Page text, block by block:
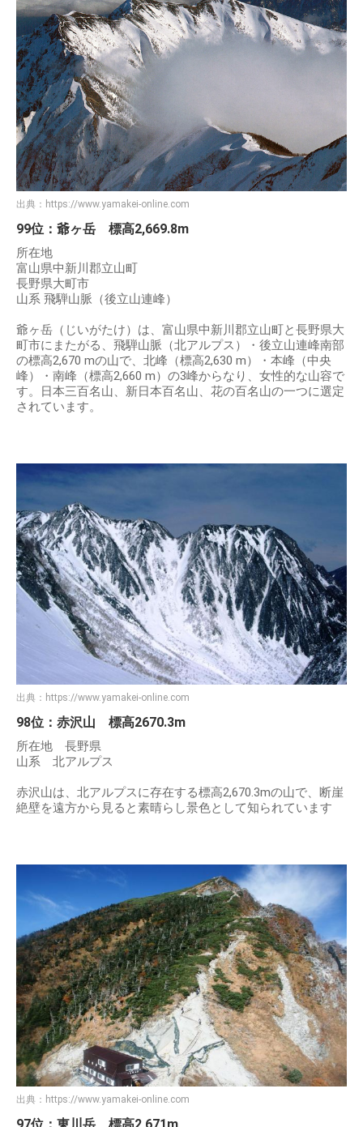
出典： https://www.yamakei-online.com
99位：爺ヶ岳 標高2,669.8m
所在地
富山県中新川郡立山町
長野県大町市
山系 飛騨山脈（後立山連峰）
爺ヶ岳（じいがたけ）は、富山県中新川郡立山町と長野県大
町市にまたがる、飛騨山脈（北アルプス）・後立山連峰南部
の標高2,670 mの山で、北峰（標高2,630 m）・本峰（中央
峰）・南峰（標高2,660 m）の3峰からなり、女性的な山容で
す。日本三百名山、新日本百名山、花の百名山の一つに選定
されています。
出典： https://www.yamakei-online.com
98位：赤沢山 標高2670.3m
所在地 長野県
山系 北アルプス
赤沢山は、北アルプスに存在する標高2,670.3mの山で、断崖
絶壁を遠方から見ると素晴らし景色として知られています
出典： https://www.yamakei-online.com